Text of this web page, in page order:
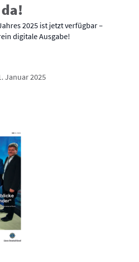
2025 ist jetzt verfügbar –
digitale Ausgabe!
Januar 2025